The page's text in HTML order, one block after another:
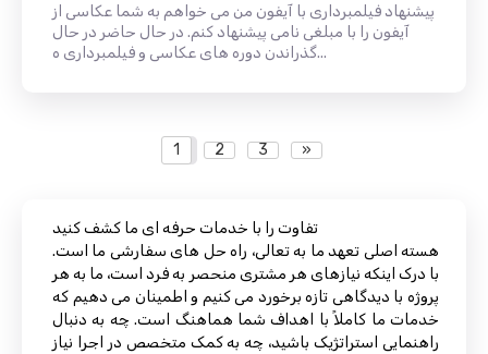
پیشنهاد فیلمبرداری با آیفون من می خواهم به شما عکاسی از
آیفون را با مبلغی نامی پیشنهاد کنم. در حال حاضر در حال
گذراندن دوره های عکاسی و فیلمبرداری ه...
1 2 3 »
تفاوت را با خدمات حرفه ای ما کشف کنید
هسته اصلی تعهد ما به تعالی، راه حل های سفارشی ما است.
با درک اینکه نیازهای هر مشتری منحصر به فرد است، ما به هر
پروژه با دیدگاهی تازه برخورد می کنیم و اطمینان می دهیم که
خدمات ما کاملاً با اهداف شما هماهنگ است. چه به دنبال
راهنمایی استراتژیک باشید، چه به کمک متخصص در اجرا نیاز